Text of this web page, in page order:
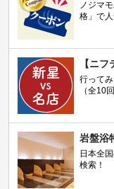
ノジマ
格」で
【ニ
行って
（全10
岩盤浴
日本全
検索！